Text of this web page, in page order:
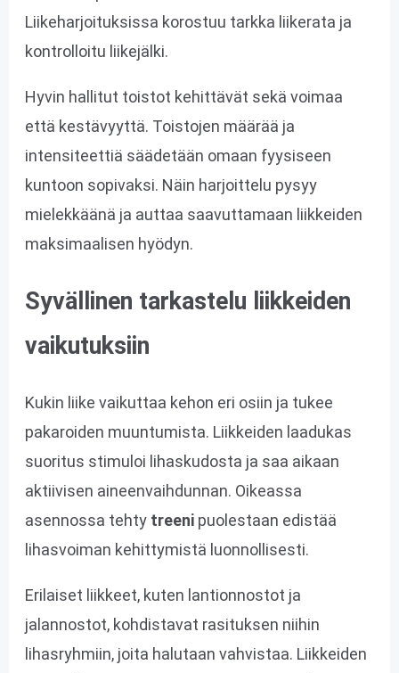
Liikeharjoituksissa korostuu tarkka liikerata ja
kontrolloitu liikejälki.
Hyvin hallitut toistot kehittävät sekä voimaa
että kestävyyttä. Toistojen määrää ja
intensiteettiä säädetään omaan fyysiseen
kuntoon sopivaksi. Näin harjoittelu pysyy
mielekkäänä ja auttaa saavuttamaan liikkeiden
maksimaalisen hyödyn.
Syvällinen tarkastelu liikkeiden
vaikutuksiin
Kukin liike vaikuttaa kehon eri osiin ja tukee
pakaroiden muuntumista. Liikkeiden laadukas
suoritus stimuloi lihaskudosta ja saa aikaan
aktiivisen aineenvaihdunnan. Oikeassa
asennossa tehty treenipuolestaan edistää
lihasvoiman kehittymistä luonnollisesti.
Erilaiset liikkeet, kuten lantionnostot ja
jalannostot, kohdistavat rasituksen niihin
lihasryhmiin, joita halutaan vahvistaa. Liikkeiden